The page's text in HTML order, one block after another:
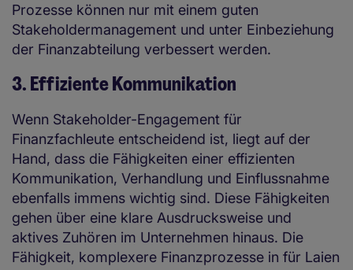
Prozesse können nur mit einem guten
Stakeholdermanagement und unter Einbeziehung
der Finanzabteilung verbessert werden.
3. Effiziente Kommunikation
Wenn Stakeholder-Engagement für
Finanzfachleute entscheidend ist, liegt auf der
Hand, dass die Fähigkeiten einer effizienten
Kommunikation, Verhandlung und Einflussnahme
ebenfalls immens wichtig sind. Diese Fähigkeiten
gehen über eine klare Ausdrucksweise und
aktives Zuhören im Unternehmen hinaus. Die
Fähigkeit, komplexere Finanzprozesse in für Laien